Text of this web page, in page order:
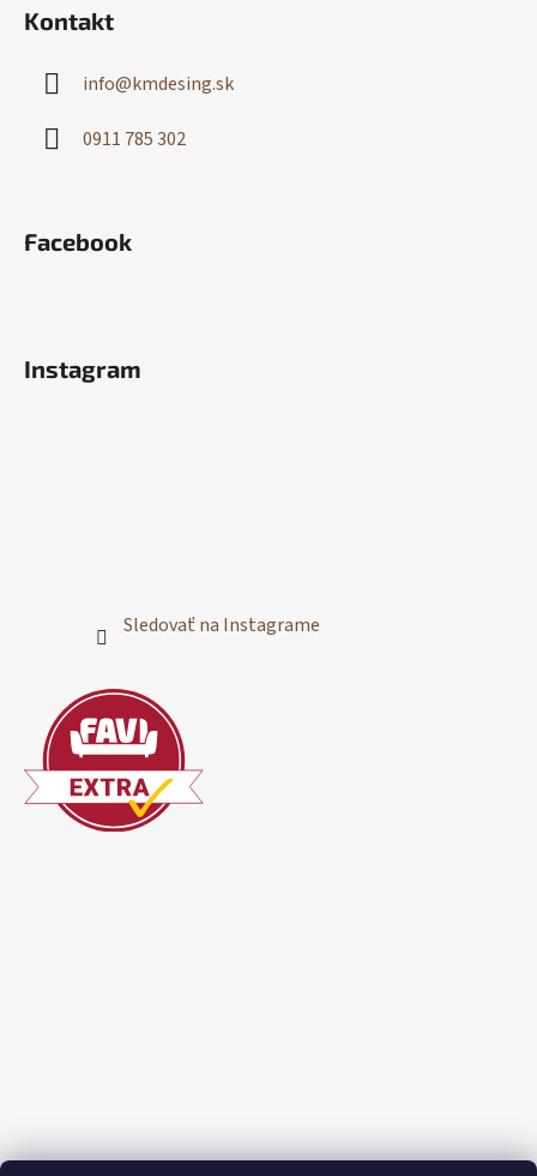
Kontakt
info@kmdesing.sk
0911 785 302
Facebook
Instagram
Sledovať na Instagrame